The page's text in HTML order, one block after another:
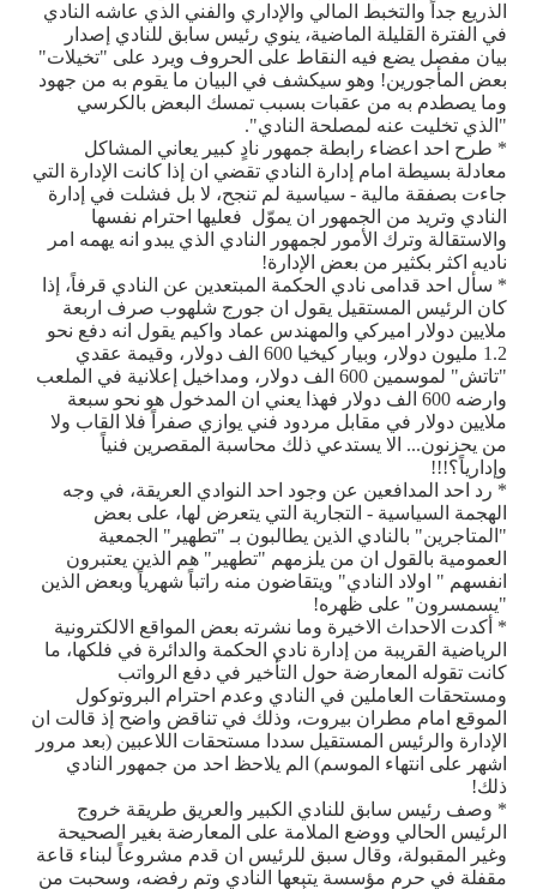
الذريع جداً والتخبط المالي والإداري والفني الذي عاشه النادي
في الفترة القليلة الماضية، ينوي رئيس سابق للنادي إصدار
بيان مفصل يضع فيه النقاط على الحروف ويرد على "تخيلات"
بعض المأجورين! وهو سيكشف في البيان ما يقوم به من جهود
وما يصطدم به من عقبات بسبب تمسك البعض بالكرسي
"الذي تخليت عنه لمصلحة النادي".
* طرح احد اعضاء رابطة جمهور نادٍ كبير يعاني المشاكل
معادلة بسيطة امام إدارة النادي تقضي ان إذا كانت الإدارة التي
جاءت بصفقة مالية - سياسية لم تنجح، لا بل فشلت في إدارة
النادي وتريد من الجمهور ان يموّل فعليها احترام نفسها
والاستقالة وترك الأمور لجمهور النادي الذي يبدو انه يهمه امر
ناديه اكثر بكثير من بعض الإدارة!
* سأل احد قدامى نادي الحكمة المبتعدين عن النادي قرفاً، إذا
كان الرئيس المستقيل يقول ان جورج شلهوب صرف اربعة
ملايين دولار اميركي والمهندس عماد واكيم يقول انه دفع نحو
1.2 مليون دولار، وبيار كيخيا 600 الف دولار، وقيمة عقدي
"تاتش" لموسمين 600 الف دولار، ومداخيل إعلانية في الملعب
وارضه 600 الف دولار فهذا يعني ان المدخول هو نحو سبعة
ملايين دولار في مقابل مردود فني يوازي صفراً فلا القاب ولا
من يحزنون... الا يستدعي ذلك محاسبة المقصرين فنياً
وإدارياً؟!!!
* رد احد المدافعين عن وجود احد النوادي العريقة، في وجه
الهجمة السياسية - التجارية التي يتعرض لها، على بعض
"المتاجرين" بالنادي الذين يطالبون بـ "تطهير" الجمعية
العمومية بالقول ان من يلزمهم "تطهير" هم الذين يعتبرون
انفسهم " اولاد النادي" ويتقاضون منه راتباً شهرياً وبعض الذين
"يسمسرون" على ظهره!
* أكدت الاحداث الاخيرة وما نشرته بعض المواقع الالكترونية
الرياضية القريبة من إدارة نادي الحكمة والدائرة في فلكها، ما
كانت تقوله المعارضة حول التأخير في دفع الرواتب
ومستحقات العاملين في النادي وعدم احترام البروتوكول
الموقع امام مطران بيروت، وذلك في تناقض واضح إذ قالت ان
الإدارة والرئيس المستقيل سددا مستحقات اللاعبين (بعد مرور
اشهر على انتهاء الموسم) الم يلاحظ احد من جمهور النادي
ذلك!
* وصف رئيس سابق للنادي الكبير والعريق طريقة خروج
الرئيس الحالي ووضع الملامة على المعارضة بغير الصحيحة
وغير المقبولة، وقال سبق للرئيس ان قدم مشروعاً لبناء قاعة
مقفلة في حرم مؤسسة يتبعها النادي وتم رفضه، وسحبت من